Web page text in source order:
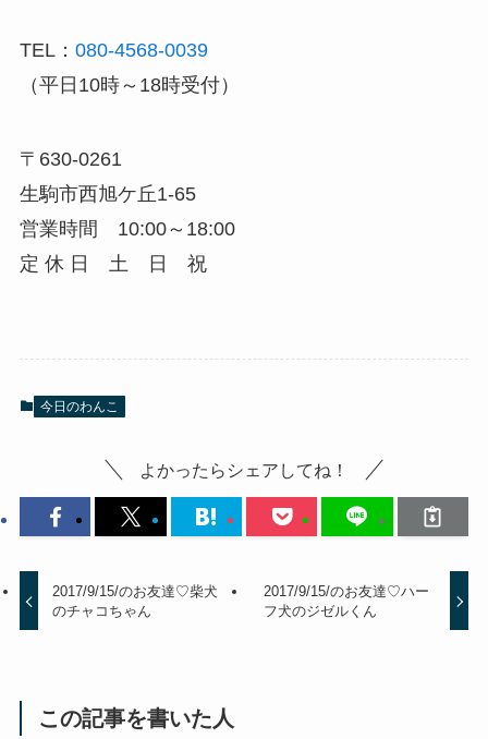
TEL： 080-4568-0039
（平日10時～18時受付）
〒630-0261
生駒市西旭ケ丘1-65
営業時間 10:00～18:00
定 休 日 土 日 祝
今日のわんこ
よかったらシェアしてね！
2017/9/15/のお友達♡柴犬
のチャコちゃん
2017/9/15/のお友達♡ハー
フ犬のジゼルくん
この記事を書いた人